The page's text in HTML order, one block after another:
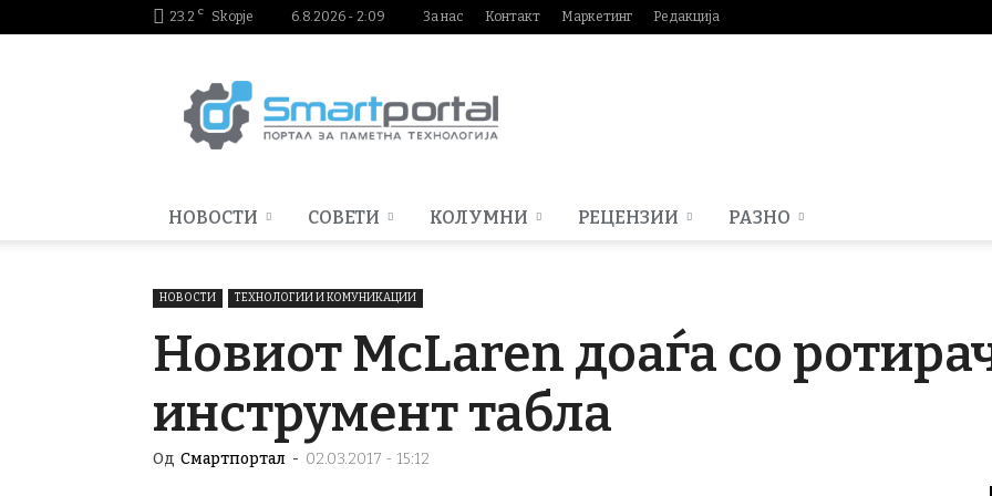
23.2 C Skopje 6.8.2026 - 2:09 За нас Контакт Маркетинг Редакција
НОВОСТИ СОВЕТИ КОЛУМНИ РЕЦЕНЗИИ РАЗНО
НОВОСТИ ТЕХНОЛОГИИ И КОМУНИКАЦИИ
Новиот McLaren доаѓа со
инструмент табла
Од Смартпортал - 02.03.2017 - 15:12